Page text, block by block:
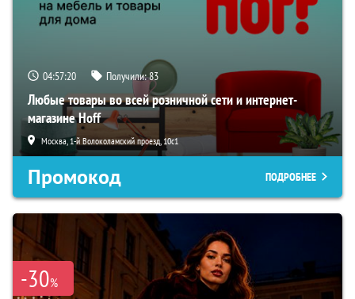
04:57:19 Получили:83
Любые товары во всей розничной сети и интернет-
магазине Hoff
Москва, 1-й Волоколамский проезд, 10с1
Промокод ПОДРОБНЕЕ
-30%